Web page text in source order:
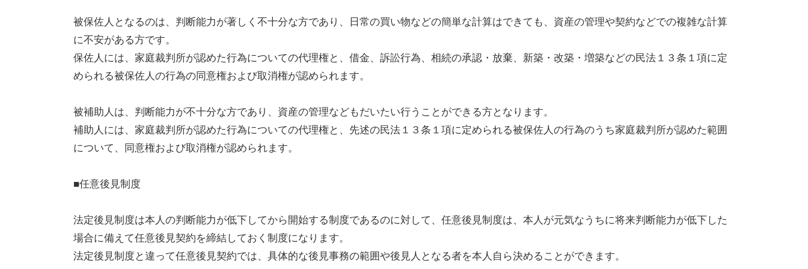
被保佐人となるのは、判断能力が著しく不十分な方であり、日常の買い物などの簡単な計算はできても、資産の管理や契約などでの複雑な計算
に不安がある方です。
保佐人には、家庭裁判所が認めた行為についての代理権と、借金、訴訟行為、相続の承認・放棄、新築・改築・増築などの民法１３条１項に定
められる被保佐人の行為の同意権および取消権が認められます。
被補助人は、判断能力が不十分な方であり、資産の管理などもだいたい行うことができる方となります。
補助人には、家庭裁判所が認めた行為についての代理権と、先述の民法１３条１項に定められる被保佐人の行為のうち家庭裁判所が認めた範囲
について、同意権および取消権が認められます。
■任意後見制度
法定後見制度は本人の判断能力が低下してから開始する制度であるのに対して、任意後見制度は、本人が元気なうちに将来判断能力が低下した
場合に備えて任意後見契約を締結しておく制度になります。
法定後見制度と違って任意後見契約では、具体的な後見事務の範囲や後見人となる者を本人自ら決めることができます。